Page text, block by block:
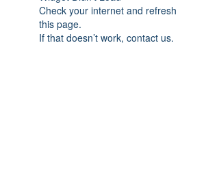
Check your internet and refresh
this page.
If that doesn’t work, contact us.